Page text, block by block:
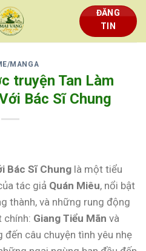
ĐĂNG
TIN
MANGA
truyện Tan Làm
Bác Sĩ Chung
Bác Sĩ Chung là một tiểu
tác giả Quán Miêu, nổi bật
thành, và những rung động
chính: Giang Tiểu Mãn và
đến câu chuyện tình yêu nhẹ